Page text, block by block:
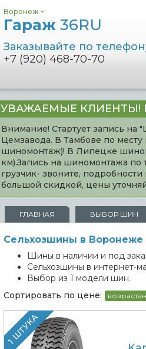
Воронеж
Гараж 36RU
Заказывайте по
+7 (920) 468-70-70
УВАЖАЕМЫЕ КЛИЕНТЫ!
Внимание! Стартует запись
Цемзавода. В Тамбове по
шиномонтаж)! В Липецке
км).Запись на шиномонтажа по
грузчик- звоните,
большой скидкой, цены
ГЛАВНАЯ ВЫБОР ШИН
Сельхозшины в Воронеже
Шины в наличии и под
Сельхозшины в интернет-
Выбор из 1 модели шин.
Сортировать по цене:
1 ШТУКА